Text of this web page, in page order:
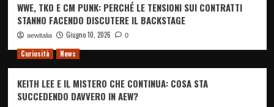
WWE, TKO E CM PUNK: PERCHÉ LE TENSIONI SUI CONTRATTI
STANNO FACENDO DISCUTERE IL BACKSTAGE
aewitalia Giugno 10, 2026 0
Curiosità News
KEITH LEE E IL MISTERO CHE CONTINUA: COSA STA
SUCCEDENDO DAVVERO IN AEW?